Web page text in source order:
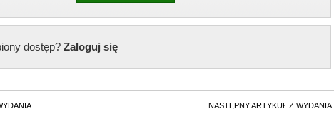
dostęp?Zaloguj się
NASTĘPNY ARTYKUŁ Z WYDANIA